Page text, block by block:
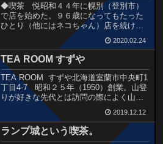
◆喫茶 悦昭和４４年に幌別（登別市）
で店を始めた。９６歳になってもたった
ひとり（他にはネコちゃん）店を続けて
いた。この日、訪問間隔が開いてしまっ
て前回来てちょうど一年後の日に店に着
いた。同じ北海道とはいえ、札幌からだ
と数か月～半年に一度程度...
2020.02.24
TEA ROOM すずや
TEA ROOM すずや北海道室蘭市中央町1
丁目4-7 昭和２５年（1950）創業。山登
りが好きな先代とは訪問の際によく山の
話をしたものだが高齢のため店頭での姿
はめっきり見なくなった。でも店舗は現
在は息子さんがちゃんと引き継いでいる
か...
2019.12.12
ランプ城という喫茶。